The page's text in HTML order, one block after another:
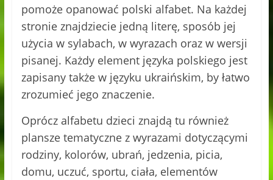
pomoże opanować polski alfabet. Na każdej
stronie znajdziecie jedną literę, sposób jej
użycia w sylabach, w wyrazach oraz w wersji
pisanej. Każdy element języka polskiego jest
zapisany także w języku ukraińskim, by łatwo
zrozumieć jego znaczenie.
Oprócz alfabetu dzieci znajdą tu również
plansze tematyczne z wyrazami dotyczącymi
rodziny, kolorów, ubrań, jedzenia, picia,
domu, uczuć, sportu, ciała, elementów